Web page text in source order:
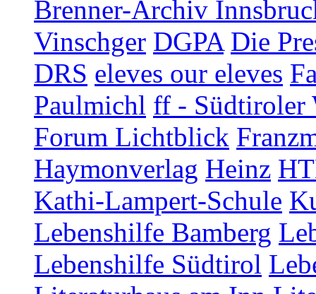
Brenner-Archiv
Vinschger DGPA Die
DRS eleves our eleves
Paulmichl ff - Südtiroler
Forum Lichtblick
Haymonverlag Heinz
Kathi-Lampert-Schule
Lebenshilfe Bamberg
Lebenshilfe Südtirol